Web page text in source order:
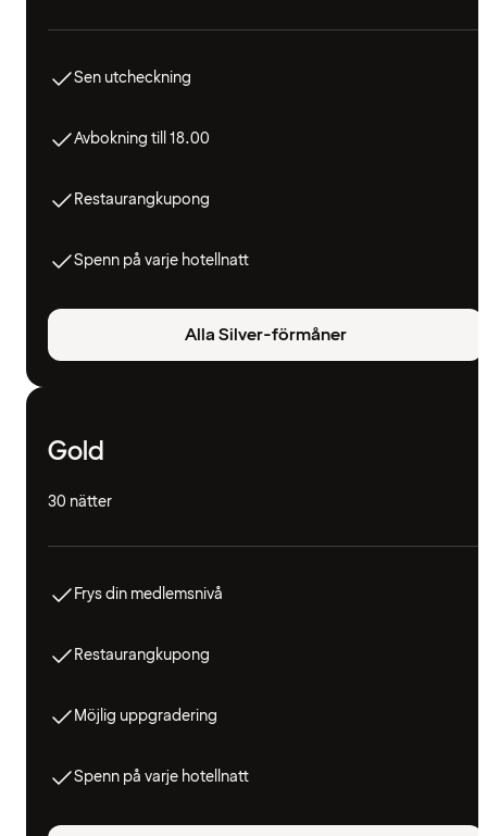
Sen utcheckning
Avbokning till 18.00
Restaurangkupong
Spenn på varje hotellnatt
Alla Silver-förmåner
Gold
30 nätter
Frys din medlemsnivå
Restaurangkupong
Möjlig uppgradering
Spenn på varje hotellnatt